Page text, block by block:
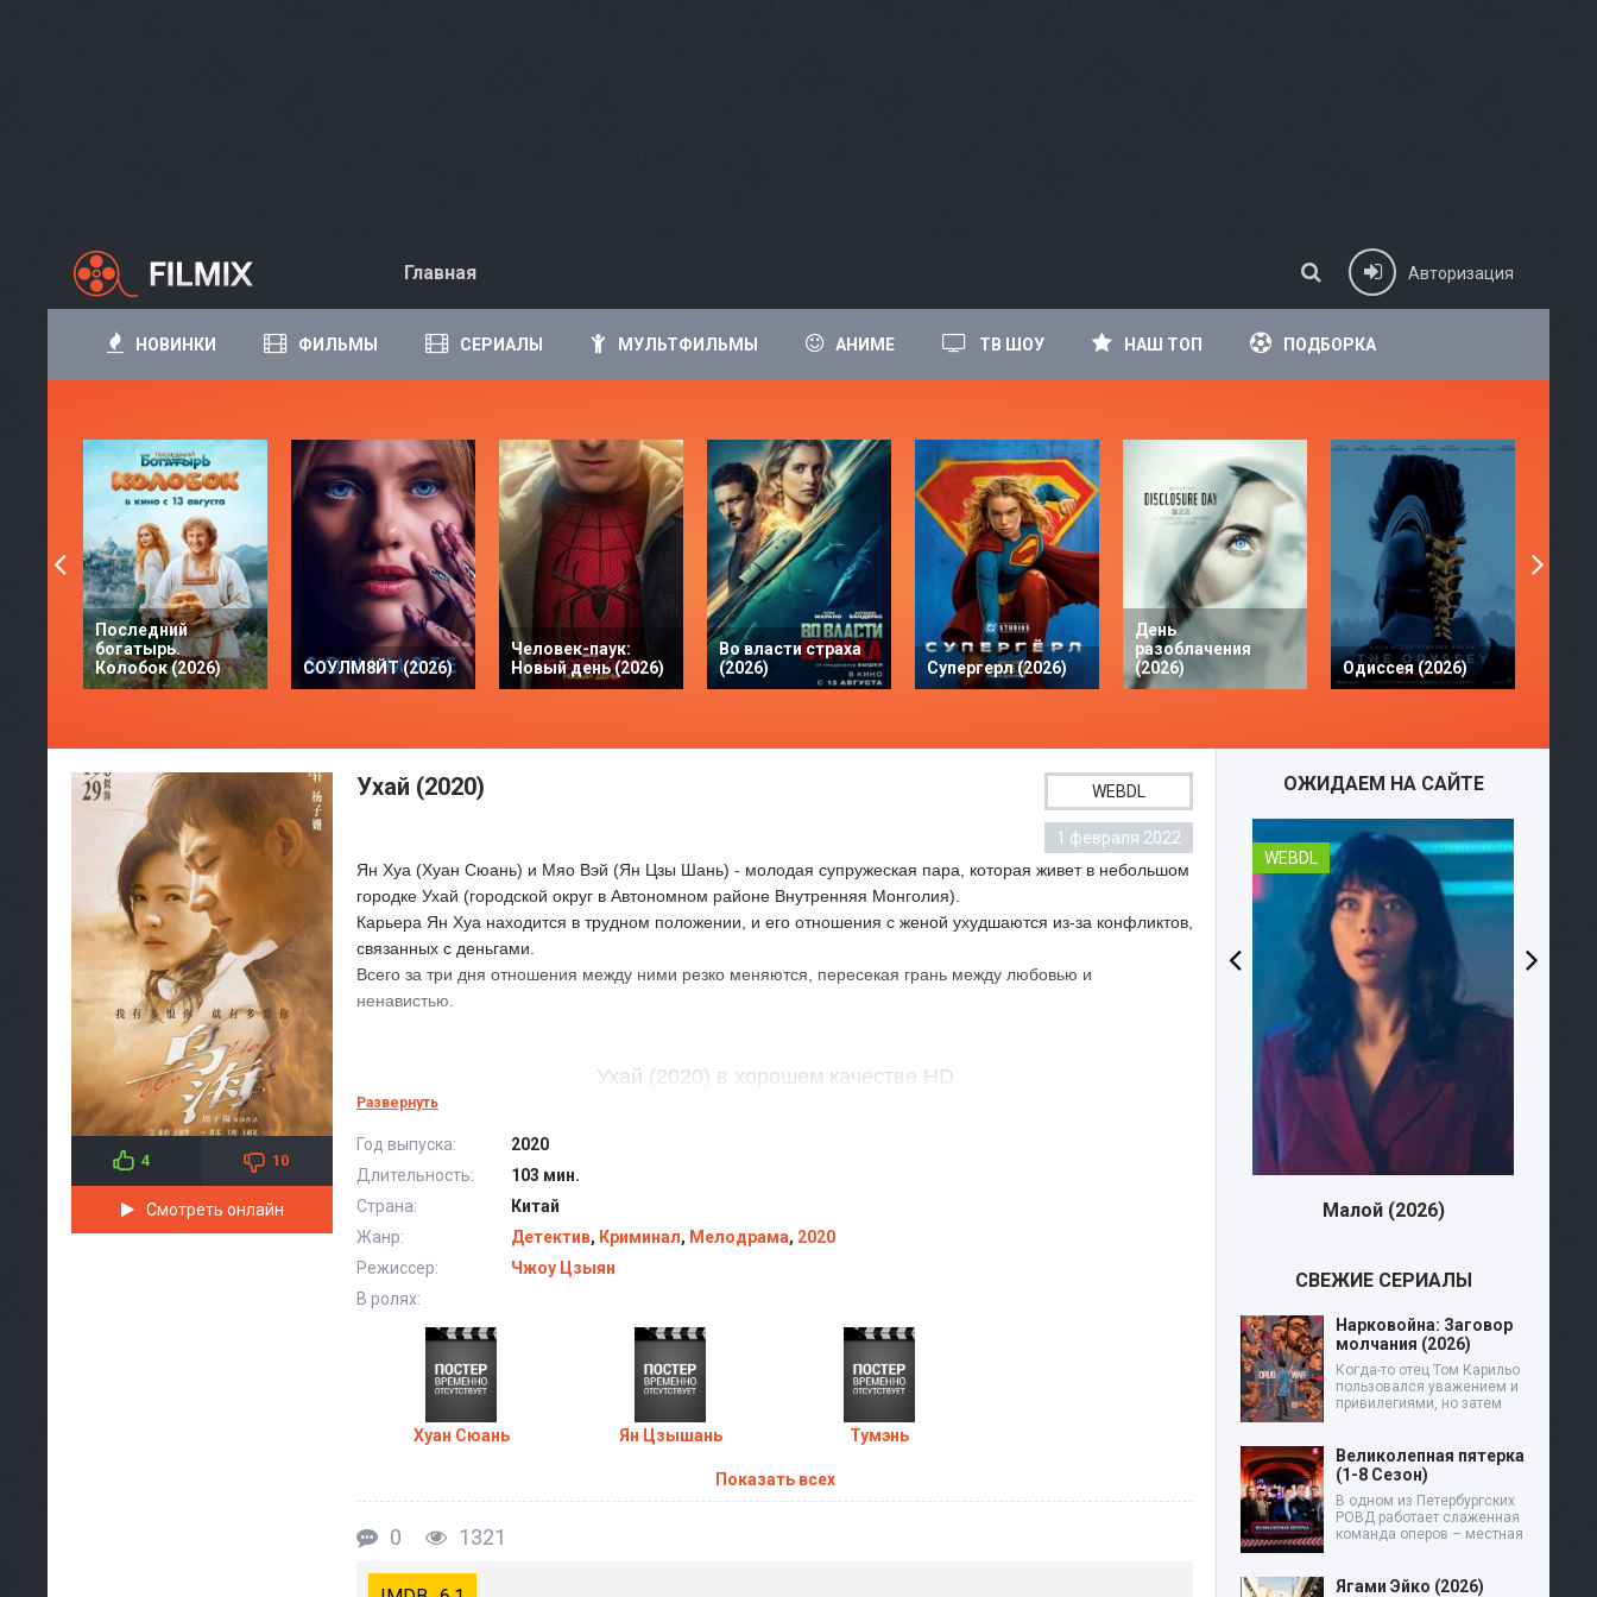
Главная Авторизация
НОВИНКИ ФИЛЬМЫ СЕРИАЛЫ МУЛЬТФИЛЬМЫ АНИМЕ ТВ ШОУ НАШ ТОП ПОДБОРКА
Последний
богатырь.
Колобок (2026)
СОУЛМ8ЙТ (2026)
Человек-паук:
Новый день (2026)
Во власти страха
(2026)
Супергерл (2026)
День
разоблачения
(2026)
Одиссея (2026)
4 10
Смотреть онлайн
Ухай (2020) WEBDL
1 февраля 2022
Ян Хуа (Хуан Сюань) и Мяо Вэй (Ян Цзы Шань) - молодая супружеская пара, которая живет в небольшом
городке Ухай (городской округ в Автономном районе Внутренняя Монголия).
Карьера Ян Хуа находится в трудном положении, и его отношения с женой ухудшаются из-за конфликтов,
связанных с деньгами.
Всего за три дня отношения между ними резко меняются, пересекая грань между любовью и
ненавистью.
Ухай (2020) в хорошем качестве HD
Развернуть
Год выпуска:
2020
Длительность:
103 мин.
Страна:
Китай
Жанр:
Детектив, Криминал, Мелодрама, 2020
Режиссер:
Чжоу Цзыян
В ролях:
Хуан Сюань Ян Цзышань Тумэнь
Показать всех
0 1321
ОЖИДАЕМ НА САЙТЕ
WEBDL
Малой (2026)
СВЕЖИЕ СЕРИАЛЫ
Нарковойна: Заговор
молчания (2026)
Когда-то отец Том Карильо
пользовался уважением и
привилегиями, но затем
Великолепная пятерка
(1-8 Сезон)
В одном из Петербургских
РОВД работает слаженная
команда оперов – местная
Ягами Эйко (2026)